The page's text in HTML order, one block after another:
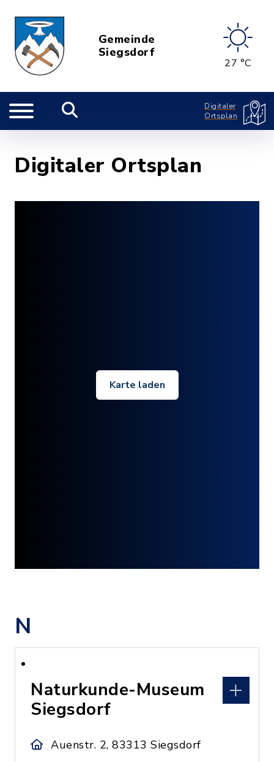
Gemeinde
Siegsdorf
27 °C
Digitaler
Ortsplan
Digitaler Ortsplan
Karte laden
N
Naturkunde-Museum
Siegsdorf
Auenstr. 2, 83313 Siegsdorf